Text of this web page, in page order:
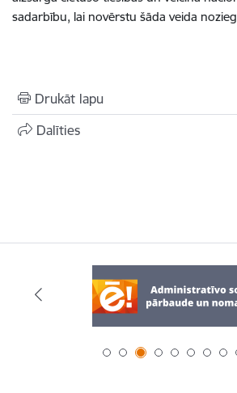
sadarbību, lai novērstu šāda veida
Drukāt lapu
Dalīties